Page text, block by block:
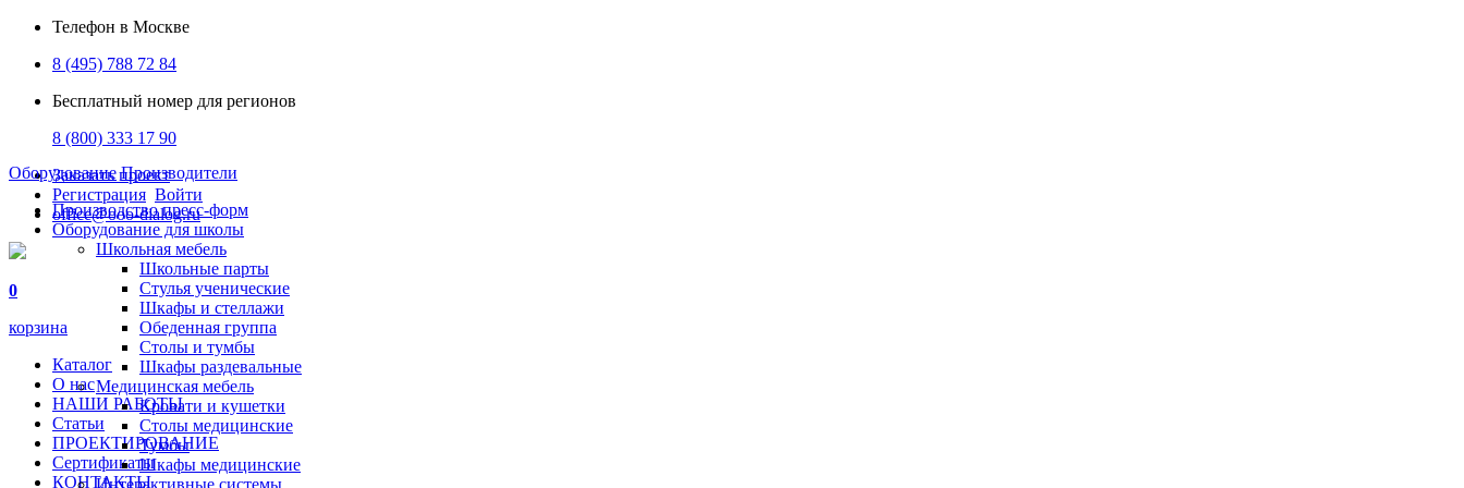
Телефон в Москве
8 (495) 788 72 84
Бесплатный номер для регионов
8 (800) 333 17 90
Заказать проект
Регистрация Войти
office@ooo-dialog.ru
0
корзина
Каталог
О нас
НАШИ РАБОТЫ
Статьи
ПРОЕКТИРОВАНИЕ
Сертификаты
КОНТАКТЫ
Оборудование Производители
Производство пресс-форм
Оборудование для школы
Школьная мебель
Школьные парты
Стулья ученические
Шкафы и стеллажи
Обеденная группа
Столы и тумбы
Шкафы раздевальные
Медицинская мебель
Кровати и кушетки
Столы медицинские
Тумбы
Шкафы медицинские
Интерактивные системы